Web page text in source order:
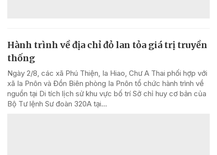
Hành trình về địa chỉ đỏ lan tỏa giá trị truyền
thống
Ngày 2/8, các xã Phú Thiện, Ia Hiao, Chư A Thai phối hợp với
xã Ia Pnôn và Đồn Biên phòng Ia Pnôn tổ chức hành trình về
nguồn tại Di tích lịch sử khu vực bố trí Sở chỉ huy cơ bản của
Bộ Tư lệnh Sư đoàn 320A tại...